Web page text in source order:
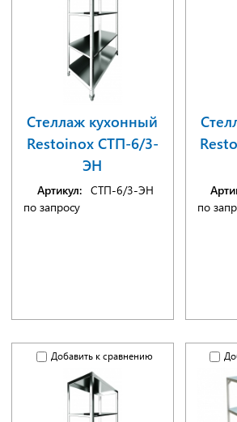
Стеллаж кухонный
Restoinox СТП-6/3-
ЭН
Артикул: СТП-6/3-ЭН
по запросу
по
Добавить к сравнению